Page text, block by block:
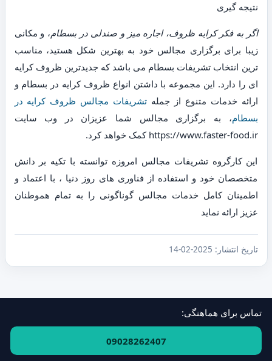
نتیجه گیری
اگر به فکر کرایه ظروف، اجاره میز و صندلی در بسطام، و مکانی
زیبا برای برگزاری مجالس خود به بهترین شکل هستید، مناسب
ترین انتخاب تشریفات بسطام می باشد که جدیدترین ظروف کرایه
ای را دارد. این مجموعه با داشتن انواع ظروف کرایه در بسطام و
ارائه خدمات متنوع از جمله تشریفات مجالس ظروف کرایه در
بسطام، به برگزاری مجالس شما عزیزان در وب سایت
https://www.faster-food.ir کمک خواهد کرد.
این کارگروه تشریفات مجالس امروزه توانسته با تکیه بر دانش
متخصصان خود و استفاده از فناوری های روز دنیا ، با اعتماد و
اطمینان کامل خدمات مجالس گوناگونی را به تمام هموطنان
عزیز ارائه نماید
تاریخ انتشار: 2025-02-14
تماس برای هماهنگی:
09028262407
·ارتباط با ما